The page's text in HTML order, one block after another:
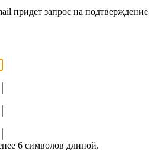
придет запрос на подтверждение
6 символов длиной.